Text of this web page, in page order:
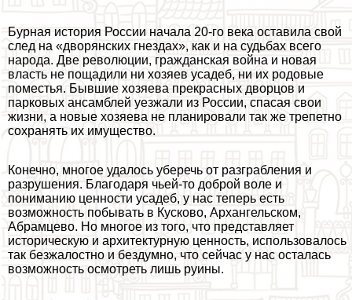
Бурная история России начала 20-го века оставила свой
след на «дворянских гнездах», как и на судьбах всего
народа. Две революции, гражданская война и новая
власть не пощадили ни хозяев усадеб, ни их родовые
поместья. Бывшие хозяева прекрасных дворцов и
парковых ансамблей уезжали из России, спасая свои
жизни, а новые хозяева не планировали так же трепетно
сохранять их имущество.
Конечно, многое удалось уберечь от разграбления и
разрушения. Благодаря чьей-то доброй воле и
пониманию ценности усадеб, у нас теперь есть
возможность побывать в Кусково, Архангельском,
Абрамцево. Но многое из того, что представляет
историческую и архитектурную ценность, использовалось
так безжалостно и бездумно, что сейчас у нас осталась
возможность осмотреть лишь руины.